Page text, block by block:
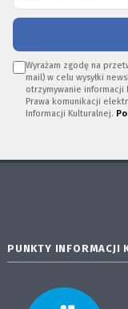
Wyrażam zgodę na
mail) w celu wysyłki
otrzymywanie
Prawa komunikacji
Informacji Kulturalnej.
PUNKTY INFORMACJI